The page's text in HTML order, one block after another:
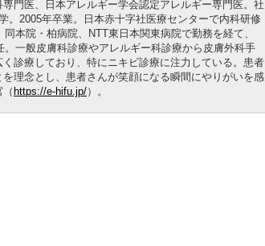
門医、日本アレルギー学会認定アレルギー専門医。社
。2005年卒業。日本赤十字社医療センターで内科研修
本院・柏病院、NTT東日本関東病院で勤務を経て、
一般皮膚科診療やアレルギー科診療から皮膚外科手
診療しており、特にニキビ診療に注力している。患者
理念とし、患者さんが笑顔になる瞬間にやりがいを感
https://e-hifu.jp/）。